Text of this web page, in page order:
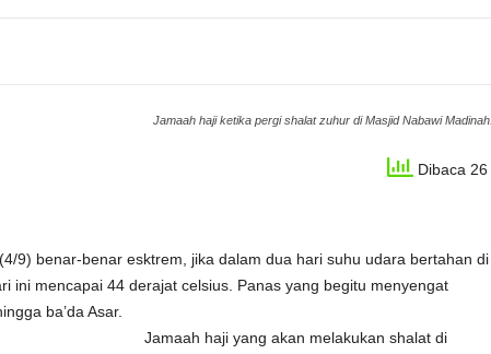
Jamaah haji ketika pergi shalat zuhur di Masjid Nabawi Madinah.
Dibaca 26
9) benar-benar esktrem, jika dalam dua hari suhu udara bertahan di
ini mencapai 44 derajat celsius. Panas yang begitu menyengat
ba’da Asar.
Jamaah haji yang akan melakukan shalat di